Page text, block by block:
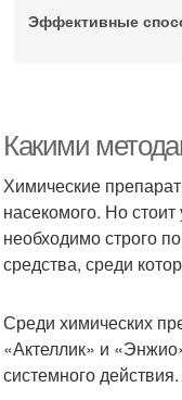
Эффективные
Какими
Химические
насекомого. Но
необходимо строго
средства, среди
Среди химических
«Актеллик» и
системного